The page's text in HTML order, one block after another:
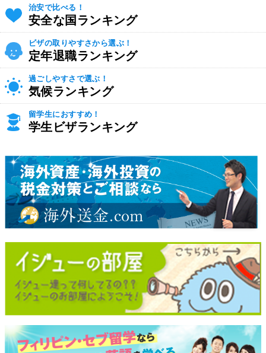
治安で比べる！
安全な国ランキング
ビザの取りやすさから選ぶ！
定年退職ランキング
過ごしやすさで選ぶ！
気候ランキング
留学生におすすめ！
学生ビザランキング